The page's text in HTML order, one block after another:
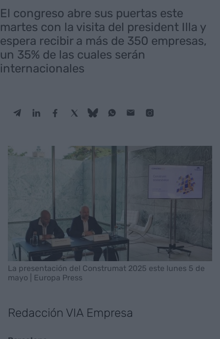
El congreso abre sus puertas este
martes con la visita del president Illa y
espera recibir a más de 350 empresas,
un 35% de las cuales serán
internacionales
La presentación del Construmat 2025 este lunes 5 de
mayo | Europa Press
Redacción VIA Empresa